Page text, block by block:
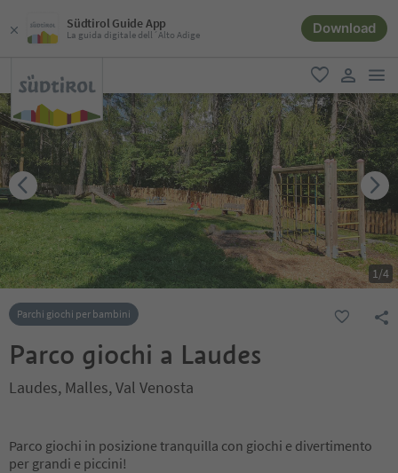
Südtirol Guide App
La guida digitale dell´Alto Adige Download
favoriti
user link
1/4
Parchi giochi per bambini
Parco giochi a Laudes
Laudes, Malles, Val Venosta
Parco giochi in posizione tranquilla con giochi e divertimento
per grandi e piccini!